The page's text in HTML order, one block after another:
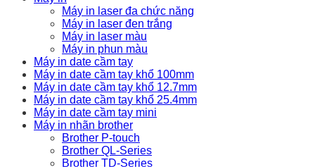
Máy in laser đa chức năng
Máy in laser đen trắng
Máy in laser màu
Máy in phun màu
Máy in date cầm tay
Máy in date cầm tay khổ 100mm
Máy in date cầm tay khổ 12.7mm
Máy in date cầm tay khổ 25.4mm
Máy in date cầm tay mini
Máy in nhãn brother
Brother P-touch
Brother QL-Series
Brother TD-Series